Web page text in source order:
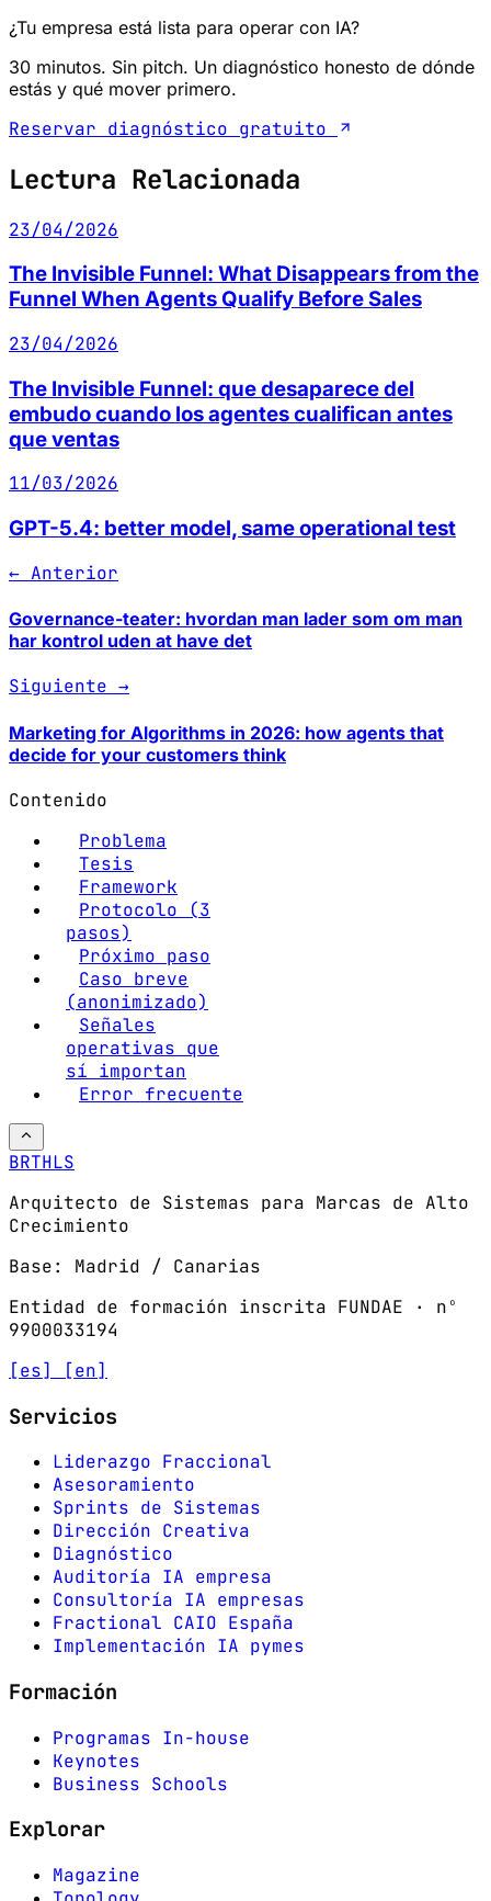
¿Tu empresa está lista para operar con IA?
30 minutos. Sin pitch. Un diagnóstico honesto de dónde
estás y qué mover primero.
Reservar diagnóstico gratuito
Lectura Relacionada
23/04/2026
The Invisible Funnel: What Disappears from the
Funnel When Agents Qualify Before Sales
23/04/2026
The Invisible Funnel: que desaparece del
embudo cuando los agentes cualifican antes
que ventas
11/03/2026
GPT-5.4: better model, same operational test
← Anterior
Governance-teater: hvordan man lader som om man
har kontrol uden at have det
Siguiente →
Marketing for Algorithms in 2026: how agents that
decide for your customers think
Contenido
Problema
Tesis
Framework
Protocolo (3
pasos)
Próximo paso
Caso breve
(anonimizado)
Señales
operativas que
sí importan
Error frecuente
BRTHLS
Arquitecto de Sistemas para Marcas de Alto
Crecimiento
Base: Madrid / Canarias
Entidad de formación inscrita FUNDAE · nº
9900033194
[es]
[en]
Servicios
Liderazgo Fraccional
Asesoramiento
Sprints de Sistemas
Dirección Creativa
Diagnóstico
Auditoría IA empresa
Consultoría IA empresas
Fractional CAIO España
Implementación IA pymes
Formación
Programas In-house
Keynotes
Business Schools
Explorar
Magazine